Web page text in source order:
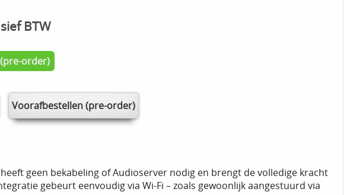
BTW
order)
geen bekabeling of Audioserver nodig en brengt de volledige kracht
gebeurt eenvoudig via Wi-Fi – zoals gewoonlijk aangestuurd via